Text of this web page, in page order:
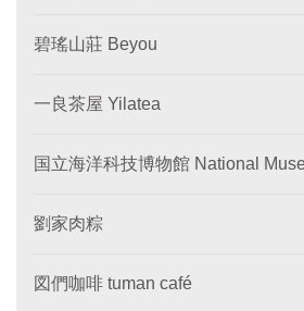
碧瑤山莊 Beyou
一良茶屋 Yilatea
国立海洋科技博物館 National
劉家肉粽
図們咖啡 tuman café